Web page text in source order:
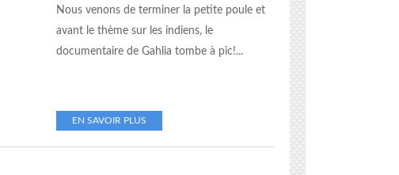
Nous venons de terminer la petite poule et
avant le thème sur les indiens, le
documentaire de Gahlia tombe à pic!...
EN SAVOIR PLUS